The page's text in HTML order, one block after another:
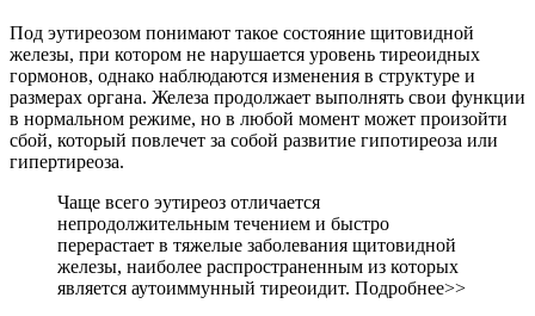
Под эутиреозом понимают такое состояние щитовидной
железы, при котором не нарушается уровень тиреоидных
гормонов, однако наблюдаются изменения в структуре и
размерах органа. Железа продолжает выполнять свои функции
в нормальном режиме, но в любой момент может произойти
сбой, который повлечет за собой развитие гипотиреоза или
гипертиреоза.
Чаще всего эутиреоз отличается
непродолжительным течением и быстро
перерастает в тяжелые заболевания щитовидной
железы, наиболее распространенным из которых
является аутоиммунный тиреоидит. Подробнее>>